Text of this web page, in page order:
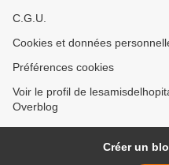
C.G.U.
Cookies et données
Préférences cookies
Voir le profil de
Overblog
Créer un